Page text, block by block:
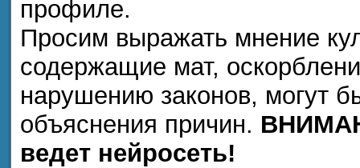
профиле.
Просим выражать мнение
содержащие мат,
нарушению законов, могут
объяснения причин.
ведет нейросеть!